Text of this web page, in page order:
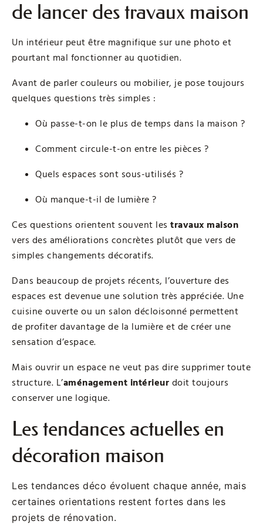
de lancer des travaux maison
Un intérieur peut être magnifique sur une photo et
pourtant mal fonctionner au quotidien.
Avant de parler couleurs ou mobilier, je pose toujours
quelques questions très simples :
Où passe-t-on le plus de temps dans la maison ?
Comment circule-t-on entre les pièces ?
Quels espaces sont sous-utilisés ?
Où manque-t-il de lumière ?
Ces questions orientent souvent les travaux maison
vers des améliorations concrètes plutôt que vers de
simples changements décoratifs.
Dans beaucoup de projets récents, l’ouverture des
espaces est devenue une solution très appréciée. Une
cuisine ouverte ou un salon décloisonné permettent
de profiter davantage de la lumière et de créer une
sensation d’espace.
Mais ouvrir un espace ne veut pas dire supprimer toute
structure. L’aménagement intérieur doit toujours
conserver une logique.
Les tendances actuelles en
décoration maison
Les tendances déco évoluent chaque année, mais
certaines orientations restent fortes dans les
projets de rénovation.